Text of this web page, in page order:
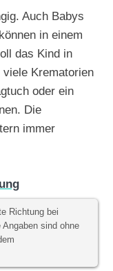
Auch Babys
in einem
das Kind in
Krematorien
oder ein
Die
immer
Richtung bei
Angaben sind ohne